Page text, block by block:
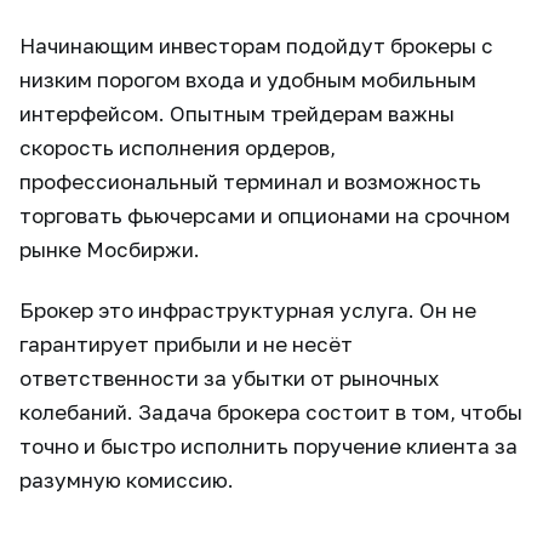
Начинающим инвесторам подойдут брокеры с
низким порогом входа и удобным мобильным
интерфейсом. Опытным трейдерам важны
скорость исполнения ордеров,
профессиональный терминал и возможность
торговать фьючерсами и опционами на срочном
рынке Мосбиржи.
Брокер это инфраструктурная услуга. Он не
гарантирует прибыли и не несёт
ответственности за убытки от рыночных
колебаний. Задача брокера состоит в том, чтобы
точно и быстро исполнить поручение клиента за
разумную комиссию.